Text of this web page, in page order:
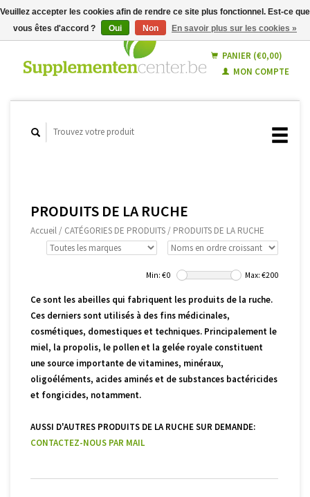
Français
PANIER (€0,00)
MON COMPTE
PRODUITS DE LA RUCHE
Accueil / CATÉGORIES DE PRODUITS / PRODUITS DE LA RUCHE
Min: €0 Max: €200
Ce sont les abeilles qui fabriquent les produits de la ruche.
Ces derniers sont utilisés à des fins médicinales,
cosmétiques, domestiques et techniques. Principalement le
miel, la propolis, le pollen et la gelée royale constituent
une source importante de vitamines, minéraux,
oligoéléments, acides aminés et de substances bactéricides
et fongicides, notamment.
AUSSI D'AUTRES PRODUITS DE LA RUCHE SUR DEMANDE:
CONTACTEZ-NOUS PAR MAIL
Veuillez accepter les cookies afin de rendre ce site plus fonctionnel. Est-ce que
vous êtes d'accord ?
Oui Non En savoir plus sur les cookies »